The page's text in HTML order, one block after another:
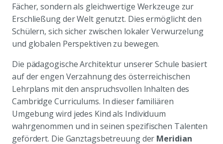
Fächer, sondern als gleichwertige Werkzeuge zur
Erschließung der Welt genutzt. Dies ermöglicht den
Schülern, sich sicher zwischen lokaler Verwurzelung
und globalen Perspektiven zu bewegen.
Die pädagogische Architektur unserer Schule basiert
auf der engen Verzahnung des österreichischen
Lehrplans mit den anspruchsvollen Inhalten des
Cambridge Curriculums. In dieser familiären
Umgebung wird jedes Kind als Individuum
wahrgenommen und in seinen spezifischen Talenten
gefördert. Die Ganztagsbetreuung der Meridian